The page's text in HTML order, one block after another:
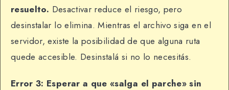
resuelto. Desactivar reduce el riesgo, pero
desinstalar lo elimina. Mientras el archivo siga en el
servidor, existe la posibilidad de que alguna ruta
quede accesible. Desinstalá si no lo necesitás.
Error 3: Esperar a que «salga el parche» sin